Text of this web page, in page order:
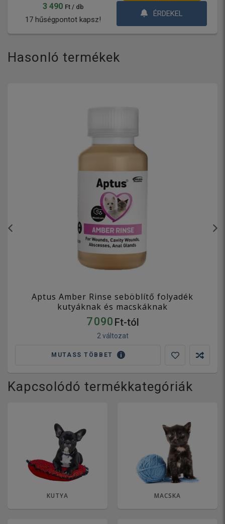
3 490 Ft / db
17 hűségpontot kapsz!
ÉRDEKEL
Hasonló termékek
Aptus Amber Rinse seböblítő folyadék
kutyáknak és macskáknak
7 090 Ft-tól
2 változat
MUTASS TÖBBET
Kapcsolódó termékkategóriák
KUTYA MACSKA